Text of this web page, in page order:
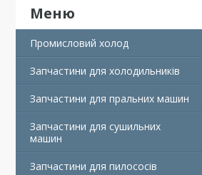
Промисловий холод
Запчастини для холодильників
Запчастини для пральних машин
Запчастини для сушильних
машин
Запчастини для пилососів